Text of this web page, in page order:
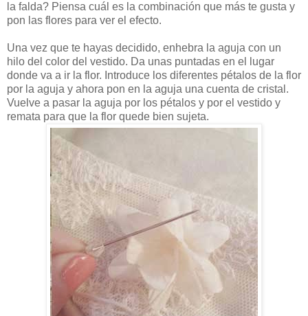
la falda? Piensa cuál es la combinación que más te gusta y
pon las flores para ver el efecto.
Una vez que te hayas decidido, enhebra la aguja con un
hilo del color del vestido. Da unas puntadas en el lugar
donde va a ir la flor. Introduce los diferentes pétalos de la flor
por la aguja y ahora pon en la aguja una cuenta de cristal.
Vuelve a pasar la aguja por los pétalos y por el vestido y
remata para que la flor quede bien sujeta.